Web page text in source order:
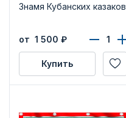
Знамя Кубанских казаков
от 1 500 ₽
Купить